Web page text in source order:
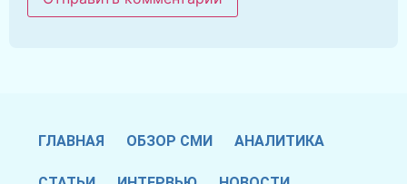
ГЛАВНАЯ ОБЗОР СМИ АНАЛИТИКА